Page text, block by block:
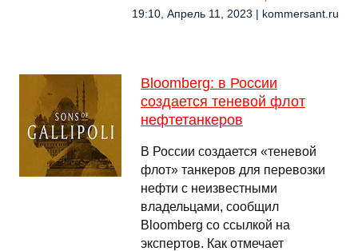
19:10, Апрель 11, 2023 | kommersant.ru
Bloomberg: в России
создается теневой флот
нефтетанкеров
В России создается «теневой
флот» танкеров для перевозки
нефти с неизвестными
владельцами, сообщил
Bloomberg со ссылкой на
экспертов. Как отмечает